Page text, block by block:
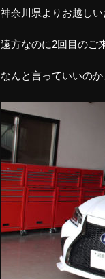
神奈川県よりお越し
遠方なのに2回目のご
なんと言っていいの